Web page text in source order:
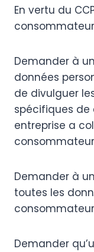
En vertu du
Demander à
données
de divulguer
spécifiques de
entreprise a
Demander à
toutes les
Demander